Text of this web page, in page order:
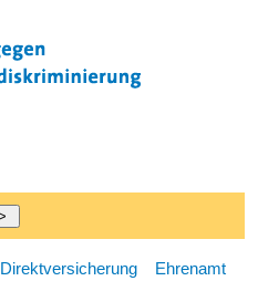
Direktversicherung
Ehrenamt